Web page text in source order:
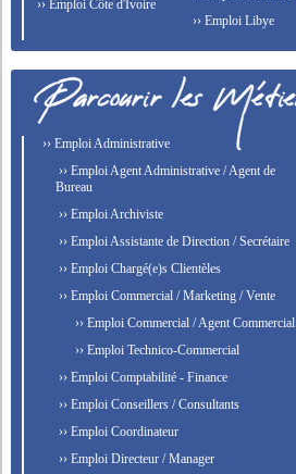
›› Emploi Côte d'Ivoire
›› Emploi Libye
›› Emploi Administrative
›› Emploi Agent Administrative / Agent de
Bureau
›› Emploi Archiviste
›› Emploi Assistante de Direction / Secrétaire
›› Emploi Chargé(e)s Clientèles
›› Emploi Commercial / Marketing / Vente
›› Emploi Commercial / Agent Commercial
›› Emploi Technico-Commercial
›› Emploi Comptabilité - Finance
›› Emploi Conseillers / Consultants
›› Emploi Coordinateur
›› Emploi Directeur / Manager